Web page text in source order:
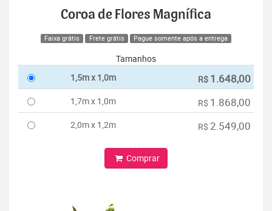
Coroa de Flores Magnífica
Faixa grátis Frete grátis Pague somente após a entrega
Tamanhos
1,5m x 1,0m
R$ 1.648,00
1,7m x 1,0m R$ 1.868,00
2,0m x 1,2m R$ 2.549,00
Comprar